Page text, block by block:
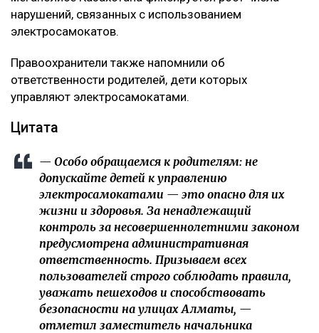
нарушений, связанных с использованием
электросамокатов.
Правоохранители также напомнили об
ответственности родителей, дети которых
управляют электросамокатами.
Цитата
— Особо обращаемся к родителям: не
допускайте детей к управлению
электросамокатами — это опасно для их
жизни и здоровья. За ненадлежащий
контроль за несовершеннолетними законом
предусмотрена административная
ответственность. Призываем всех
пользователей строго соблюдать правила,
уважать пешеходов и способствовать
безопасности на улицах Алматы, —
отметил заместитель начальника